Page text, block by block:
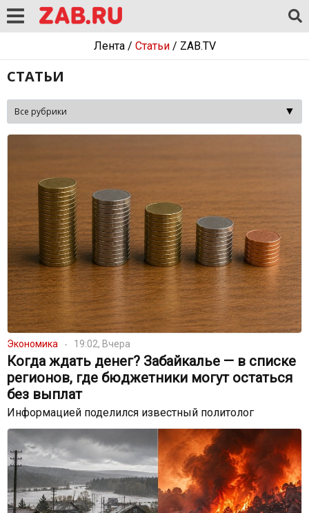
Лента/ Статьи/ ZAB.TV
СТАТЬИ
Экономика 19:02, Вчера
Когда ждать денег? Забайкалье — в списке
регионов, где бюджетники могут остаться
без выплат
Информацией поделился известный политолог